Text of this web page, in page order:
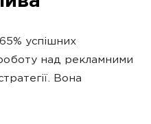
успішних
над рекламними
Вона